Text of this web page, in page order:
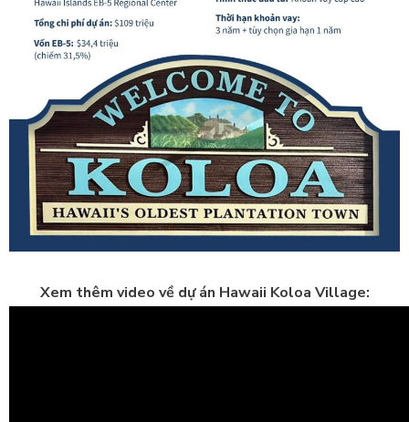
Xem thêm video về dự án Hawaii Koloa Village: